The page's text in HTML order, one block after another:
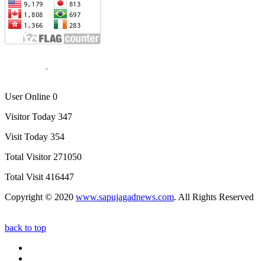
User Online 0
Visitor Today 347
Visit Today 354
Total Visitor 271050
Total Visit 416447
Copyright © 2020 www.sapujagadnews.com. All Rights Reserved
back to top